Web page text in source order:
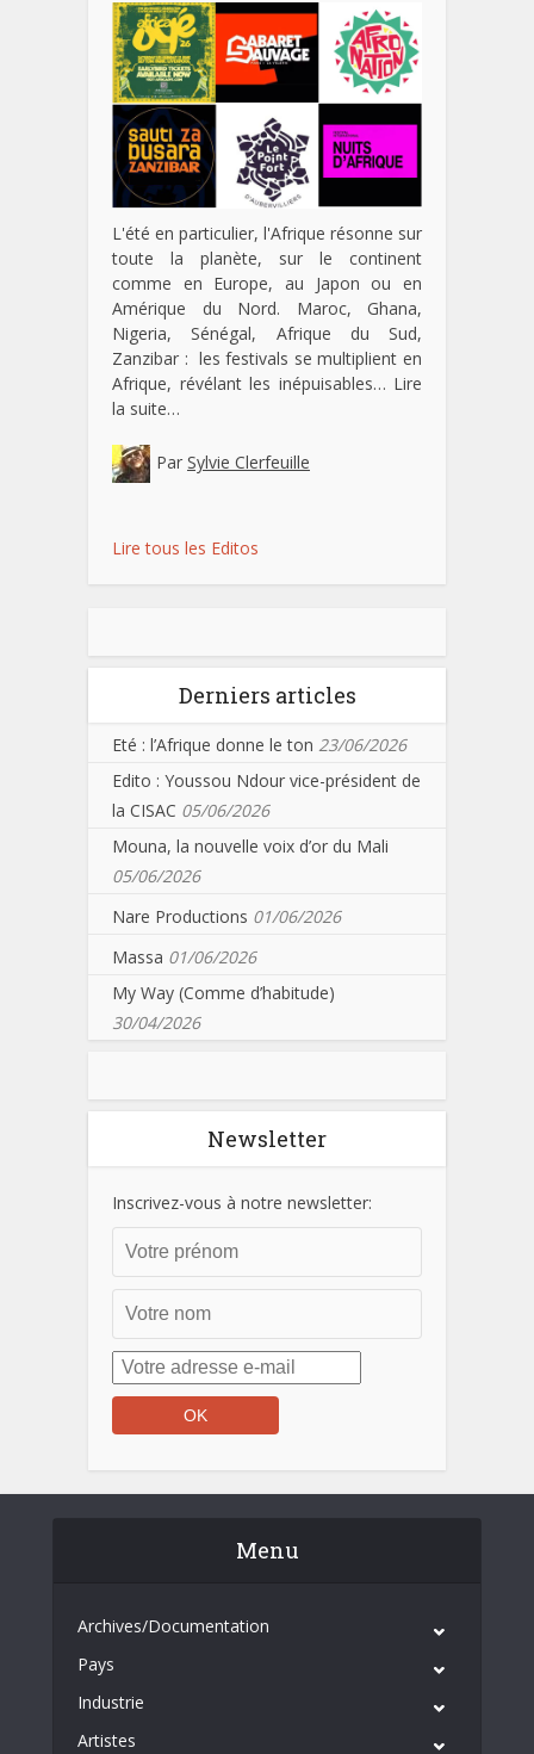
L'été en particulier, l'Afrique résonne sur
toute la planète, sur le continent
comme en Europe, au Japon ou en
Amérique du Nord. Maroc, Ghana,
Nigeria, Sénégal, Afrique du Sud,
Zanzibar : les festivals se multiplient en
Afrique, révélant les inépuisables… Lire
la suite…
Par Sylvie Clerfeuille
Lire tous les Editos
Derniers articles
Eté : l’Afrique donne le ton 23/06/2026
Edito : Youssou Ndour vice-président de
la CISAC 05/06/2026
Mouna, la nouvelle voix d’or du Mali
05/06/2026
Nare Productions 01/06/2026
Massa 01/06/2026
My Way (Comme d’habitude)
30/04/2026
Newsletter
Inscrivez-vous à notre newsletter:
Menu
Archives/Documentation
Pays
Industrie
Artistes